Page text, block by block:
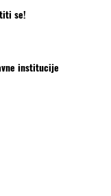
se!
institucije